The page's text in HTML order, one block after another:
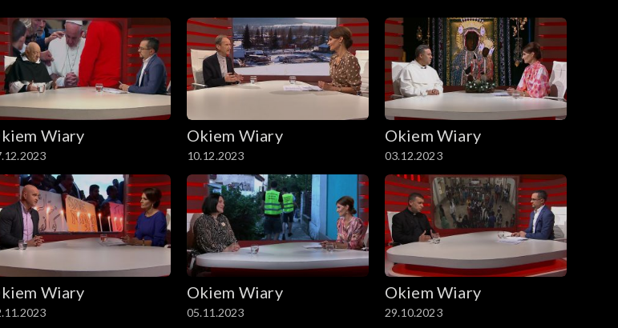
Wiary Okiem Wiary
10.12.2023
Okiem Wiary
03.12.2023
Wiary Okiem Wiary
05.11.2023
Okiem Wiary
29.10.2023